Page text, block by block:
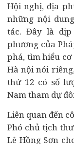
Hội nghị, địa
những nội
tác. Đây là
phương của
phá, tìm hiểu
Hà nội nói
thứ 12 có số
Nam tham dự
Liên quan đến
Phó chủ tịch
Lê Hồng Sơn